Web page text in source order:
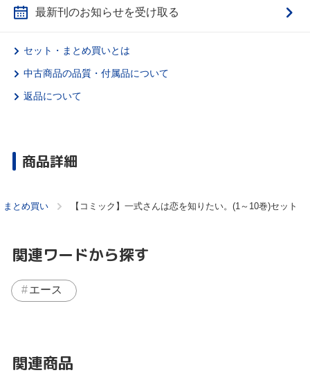
最新刊のお知らせを受け取る
セット・まとめ買いとは
中古商品の品質・付属品について
返品について
商品詳細
まとめ買い 【コミック】一式さんは恋を知りたい。(1～10巻)セット
関連ワードから探す
エース
関連商品